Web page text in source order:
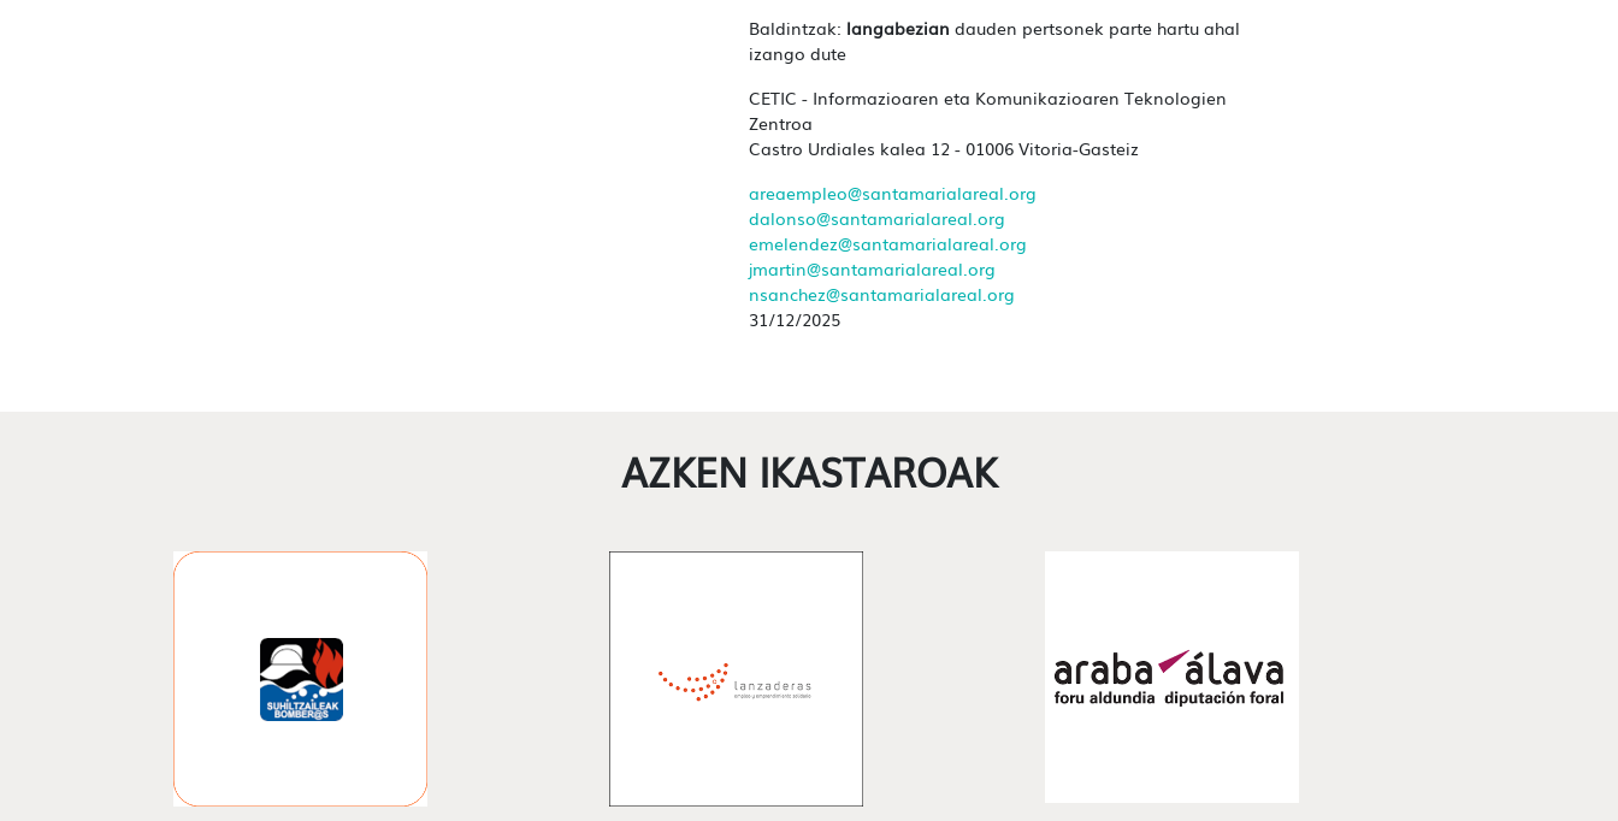
Baldintzak: langabezian dauden pertsonek parte hartu ahal
izango dute
CETIC - Informazioaren eta Komunikazioaren Teknologien
Zentroa
Castro Urdiales kalea 12 - 01006 Vitoria-Gasteiz
areaempleo@santamarialareal.org
dalonso@santamarialareal.org
emelendez@santamarialareal.org
jmartin@santamarialareal.org
nsanchez@santamarialareal.org
31/12/2025
AZKEN IKASTAROAK